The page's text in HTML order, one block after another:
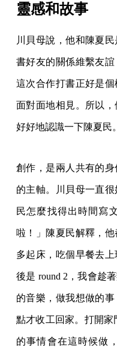
靈感和故事
川貝母說，他和陳夏
書好友的關係維繫友誼
這次合作打書正好是個
面對面地相見。所以
好好地認識一下陳夏民。
創作，是兩人共有的
的主軸。川貝母一直
民怎麼找得出時間寫
啦！」陳夏民解釋，
多起床，吃個早餐去
後是 round 2，我會趁
的音樂，做我想做的
點才收工回家。打開家
的事情會在這時候做